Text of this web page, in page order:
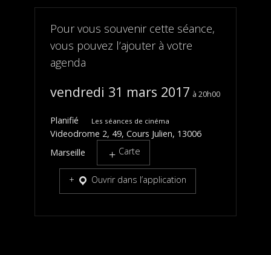
Pour vous souvenir cette séance,
vous pouvez l’ajouter à votre
agenda
vendredi 31 mars 2017 20h00
Planifié Les séances de cinéma
Videodrome 2, 49, Cours Julien, 13006
Marseille
Carte
Ouvrir dans l’application